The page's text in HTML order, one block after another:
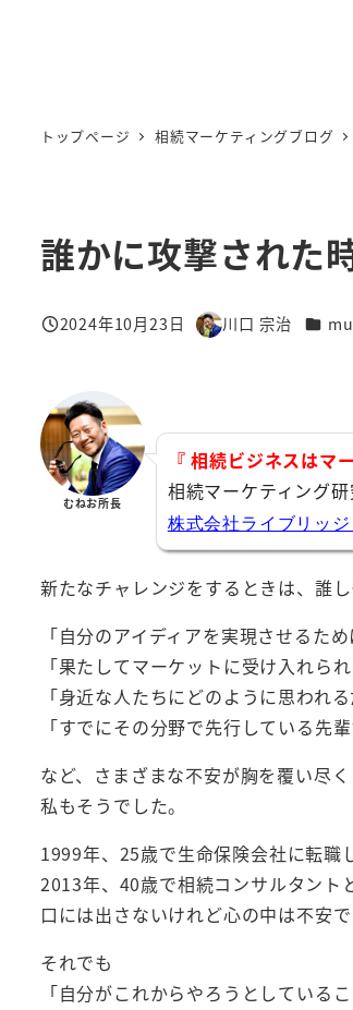
トップページ 相続マーケティングブログ
誰かに攻撃された
投稿日
2024年10月23日
著
川口 宗治 カテ
むねお所長
『 相続ビジネスはマ
相続マーケティング
株式会社ライブリッ
新たなチャレンジをするときは、誰
「自分のアイディアを実現させるた
「果たしてマーケットに受け入れら
「身近な人たちにどのように思われる
「すでにその分野で先行している先
など、さまざまな不安が胸を覆い尽く
私もそうでした。
1999年、25歳で生命保険会社に転職
2013年、40歳で相続コンサルタント
口には出さないけれど心の中は不安で
それでも
「自分がこれからやろうとしている